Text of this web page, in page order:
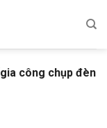
công chụp đèn